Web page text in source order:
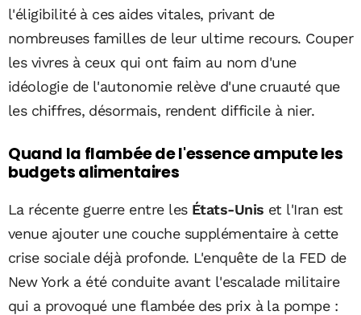
l'éligibilité à ces aides vitales, privant de
nombreuses familles de leur ultime recours. Couper
les vivres à ceux qui ont faim au nom d'une
idéologie de l'autonomie relève d'une cruauté que
les chiffres, désormais, rendent difficile à nier.
Quand la flambée de l'essence ampute les
budgets alimentaires
La récente guerre entre les États-Unis et l'Iran est
venue ajouter une couche supplémentaire à cette
crise sociale déjà profonde. L'enquête de la FED de
New York a été conduite avant l'escalade militaire
qui a provoqué une flambée des prix à la pompe :